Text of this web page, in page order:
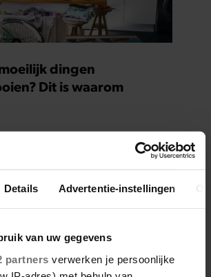
Details Advertentie-instellingen
van uw gegevens
partners verwerken je persoonlijke
dingen
Dit is waarom